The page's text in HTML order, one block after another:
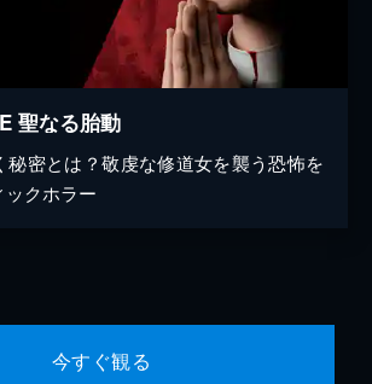
聖なる胎動
秘密とは？敬虔な修道女を襲う恐怖を
クホラー
今すぐ観る